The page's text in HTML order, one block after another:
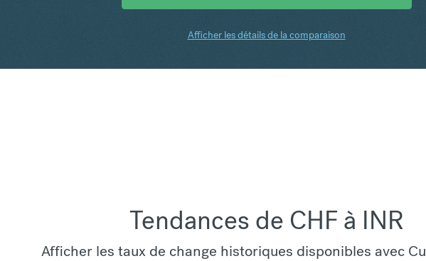
Afficher les détails de la comparaison
Tendances de CHF à INR
Afficher les taux de change historiques disponibles avec